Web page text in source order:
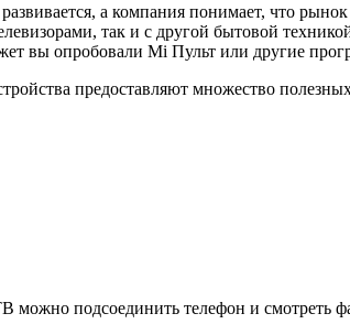
а компания понимает, что
так и с другой бытовой
вы опробовали Mi Пульт или другие
предоставляют множество
подсоединить телефон и смотреть